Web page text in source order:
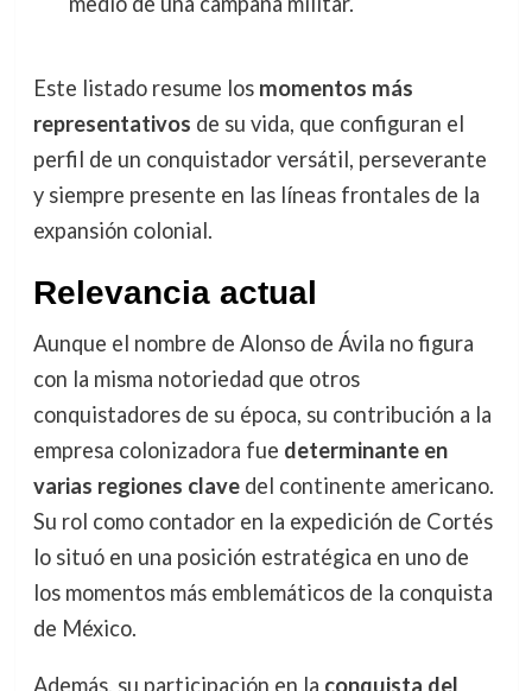
Este listado resume los momentos más
representativos de su vida, que configuran el
perfil de un conquistador versátil, perseverante
y siempre presente en las líneas frontales de la
expansión colonial.
Relevancia actual
Aunque el nombre de Alonso de Ávila no figura
con la misma notoriedad que otros
conquistadores de su época, su contribución a la
empresa colonizadora fue determinante en
varias regiones clavedel continente americano.
Su rol como contador en la expedición de Cortés
lo situó en una posición estratégica en uno de
los momentos más emblemáticos de la conquista
de México.
Además, su participación en la conquista del